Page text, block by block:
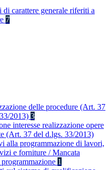
carattere generale riferiti a
7
delle procedure (Art. 37
2013) 3
interesse realizzazione opere
(Art. 37 del d.lgs. 33/2013)
alla programmazione di lavori,
e forniture / Mancata
1